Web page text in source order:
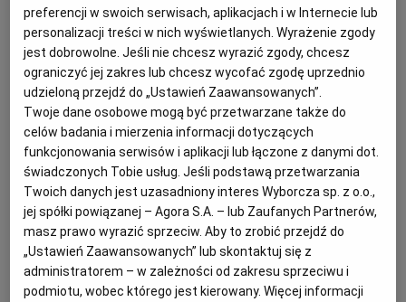
RYBY
PRZEKĄSKI
DOMOWE PRZETWORY
SOST, DIPY I INNE DODATKI
KUCHNIA AMERYKAŃSKA
KUCHNIA POLSKA
KUCHNIA MEKSYKAŃSKA
KUCHNIA INDYJSKA
KUCHNIA HISZPAŃSKA
KUCHNIA NIEMIECKA
CZĘSTOCHOWA
ELBLĄG
GLIWICE
GORZÓW WIELKOPOLSKI
KALISZ
KATOWICE
WOLNA SOBOTA
ALE HISTORIA
WYBORCZA TV I VOD
TYLKO ZDROWIE
KSIĄŻKI. MAGAZYN DO CZYTANIA
NASZA EUROPA
WYBORCZA.BIZ
WYSOKIE OBCASY
BIQDATA
JUTRONAUCI
ARCHIWUM
INNE SERWISY
wcześniej zamarynować mięso - będzie
aromatyczne i soczyste.
preferencji w swoich serwisach, aplikacjach i w Internecie lub
personalizacji treści w nich wyświetlanych. Wyrażenie zgody
jest dobrowolne. Jeśli nie chcesz wyrazić zgody, chcesz
ograniczyć jej zakres lub chcesz wycofać zgodę uprzednio
udzieloną przejdź do „Ustawień Zaawansowanych”.
Twoje dane osobowe mogą być przetwarzane także do
celów badania i mierzenia informacji dotyczących
funkcjonowania serwisów i aplikacji lub łączone z danymi dot.
świadczonych Tobie usług. Jeśli podstawą przetwarzania
Twoich danych jest uzasadniony interes Wyborcza sp. z o.o.,
jej spółki powiązanej – Agora S.A. – lub Zaufanych Partnerów,
masz prawo wyrazić sprzeciw. Aby to zrobić przejdź do
„Ustawień Zaawansowanych” lub skontaktuj się z
administratorem – w zależności od zakresu sprzeciwu i
podmiotu, wobec którego jest kierowany. Więcej informacji